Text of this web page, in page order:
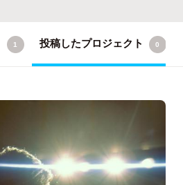
1 投稿したプロジェクト 0